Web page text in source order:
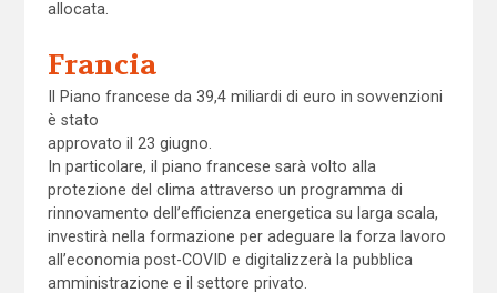
allocata.
Francia
Il Piano francese da 39,4 miliardi di euro in sovvenzioni
è stato
approvato il 23 giugno.
In particolare, il piano francese sarà volto alla
protezione del clima attraverso un programma di
rinnovamento dell’efficienza energetica su larga scala,
investirà nella formazione per adeguare la forza lavoro
all’economia post-COVID e digitalizzerà la pubblica
amministrazione e il settore privato.